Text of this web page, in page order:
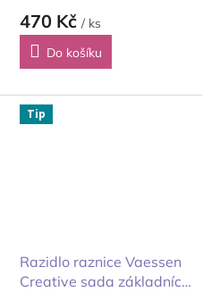
470 Kč / ks
Do košíku
Tip
Razidlo raznice Vaessen
Creative sada základních